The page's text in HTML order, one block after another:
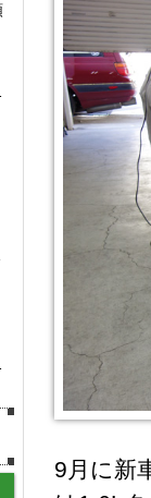
9月に新